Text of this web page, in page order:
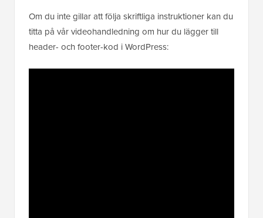
Om du inte gillar att följa skriftliga instruktioner kan du
titta på vår videohandledning om hur du lägger till
header- och footer-kod i WordPress: